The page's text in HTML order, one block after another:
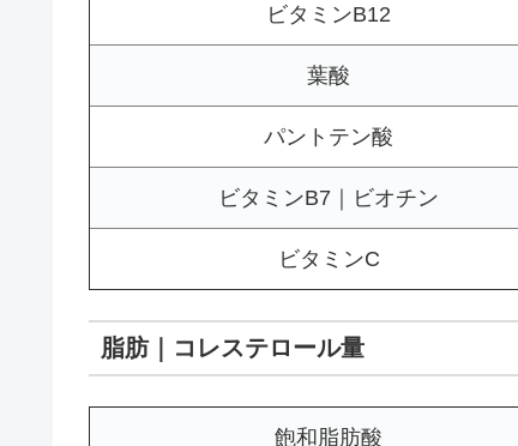
ビタミンB12
葉酸
パントテン酸
ビタミンB7｜ビオチン
ビタミンC
脂肪｜コレステロール量
飽和脂肪酸